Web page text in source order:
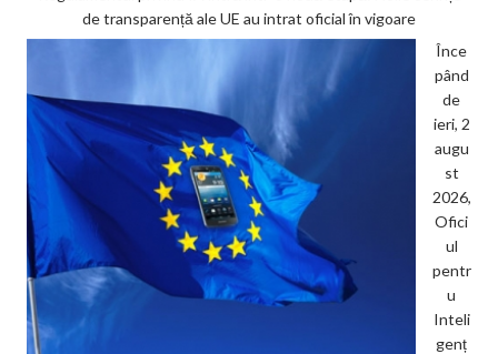
de transparență ale UE au intrat oficial în vigoare
Înce
pând
de
ieri, 2
augu
st
2026,
Ofici
ul
pentr
u
Inteli
genț